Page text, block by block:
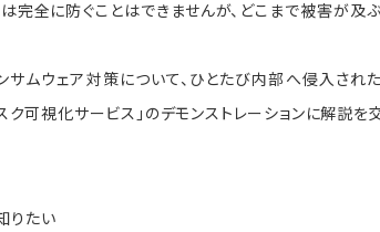
完全に防ぐことはできませんが、どこまで被害が及
サムウェア対策について、ひとたび内部へ侵入され
ク可視化サービス」のデモンストレーションに解説を
りたい